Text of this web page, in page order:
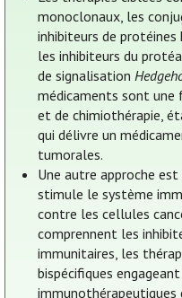
monoclonaux, les
inhibiteurs de protéines
les inhibiteurs du
de signalisation
médicaments sont une
et de chimiothérapie,
qui délivre un
tumorales.
Une autre approche
stimule le système
contre les cellules
comprennent les
immunitaires, les
bispécifiques
immunothérapeutiques